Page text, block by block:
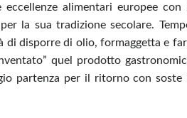
alimentari europee con
la sua tradizione secolare.
di disporre di olio, formaggetta e
quel prodotto
partenza per il ritorno con